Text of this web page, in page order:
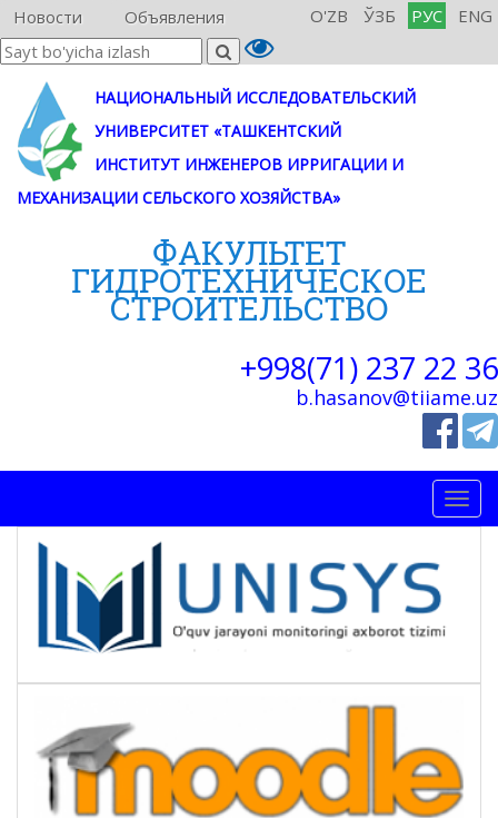
Новости Объявления O'ZB ЎЗБ РУС ENG
НАЦИОНАЛЬНЫЙ ИССЛЕДОВАТЕЛЬСКИЙ
УНИВЕРСИТЕТ «ТАШКЕНТСКИЙ
ИНСТИТУТ ИНЖЕНЕРОВ ИРРИГАЦИИ И
МЕХАНИЗАЦИИ СЕЛЬСКОГО ХОЗЯЙСТВА»
ФАКУЛЬТЕТ
ГИДРОТЕХНИЧЕСКОE
СТРОИТЕЛЬСТВО
+998(71) 237 22 36
b.hasanov@tiiame.uz